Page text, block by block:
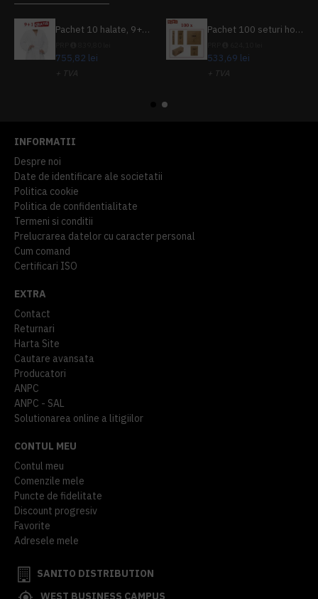
Pachet 10 halate, 9+1 gratuit
755,82 lei
+ TVA
Pachet 100 seturi hoteliere, set dentar, set barbierit, casca de dus, pila unghii, set cusut
533,69 lei
+ TVA
INFORMATII
Despre noi
Date de identificare ale societatii
Politica cookie
Politica de confidentialitate
Termeni si conditii
Prelucrarea datelor cu caracter personal
Cum comand
Certificari ISO
EXTRA
Contact
Returnari
Harta Site
Cautare avansata
Producatori
ANPC
ANPC - SAL
Solutionarea online a litigiilor
CONTUL MEU
Contul meu
Comenzile mele
Puncte de fidelitate
Discount progresiv
Favorite
Adresele mele
SANITO DISTRIBUTION
WEST BUSINESS CAMPUS